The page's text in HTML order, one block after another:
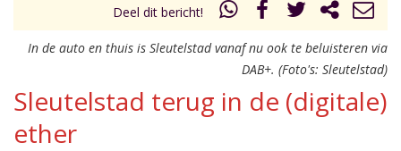
Deel dit bericht!
In de auto en thuis is Sleutelstad vanaf nu ook te beluisteren via
DAB+. (Foto's: Sleutelstad)
Sleutelstad terug in de (digitale)
ether